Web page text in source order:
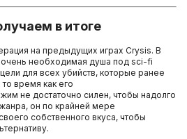
в итоге
на предыдущих играх Crysis. В
необходимая душа под sci-fi
для всех убийств, которые ранее
время как его
не достаточно силен, чтобы надолго
он по крайней мере
собственного вкуса, чтобы